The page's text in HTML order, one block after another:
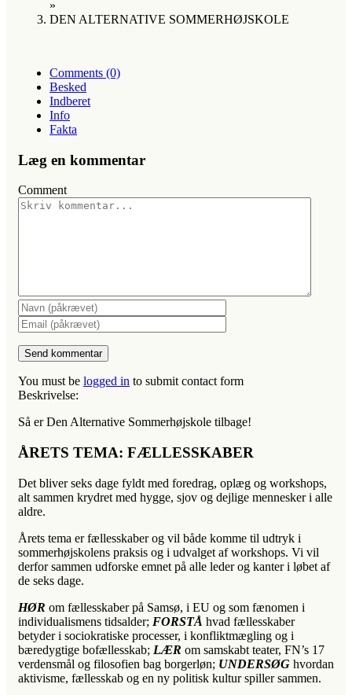
»
DEN ALTERNATIVE SOMMERHØJSKOLE
Comments (0)
Besked
Indberet
Info
Fakta
Læg en kommentar
Comment
You must be logged in to submit contact form
Beskrivelse:
Så er Den Alternative Sommerhøjskole tilbage!
ÅRETS TEMA: FÆLLESSKABER
Det bliver seks dage fyldt med foredrag, oplæg og workshops,
alt sammen krydret med hygge, sjov og dejlige mennesker i alle
aldre.
Årets tema er fællesskaber og vil både komme til udtryk i
sommerhøjskolens praksis og i udvalget af workshops. Vi vil
derfor sammen udforske emnet på alle leder og kanter i løbet af
de seks dage.
HØR om fællesskaber på Samsø, i EU og som fænomen i
individualismens tidsalder; FORSTÅ hvad fællesskaber
betyder i sociokratiske processer, i konfliktmægling og i
bæredygtige bofællesskab; LÆR om samskabt teater, FN’s 17
verdensmål og filosofien bag borgerløn; UNDERSØG hvordan
aktivisme, fællesskab og en ny politisk kultur spiller sammen.